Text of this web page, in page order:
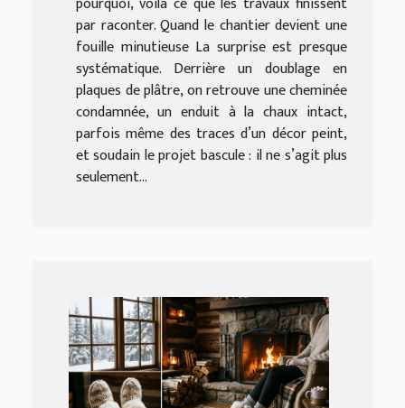
par raconter. Quand le chantier devient une
fouille minutieuse La surprise est presque
systématique. Derrière un doublage en
plaques de plâtre, on retrouve une cheminée
condamnée, un enduit à la chaux intact,
parfois même des traces d’un décor peint,
et soudain le projet bascule : il ne s’agit plus
seulement...